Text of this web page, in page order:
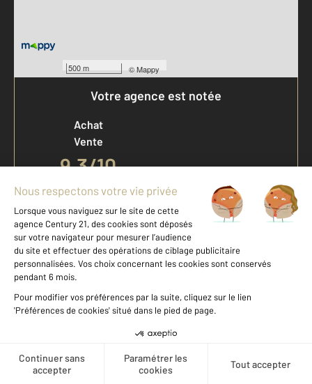
Créer une alerte
500 m ©Mappy
Votre agence est notée
Achat
Vente
9,3/10
Offres d'emploi
Devenir franchisé
Entreprise et commerce
Fine Homes & Estates
À propos